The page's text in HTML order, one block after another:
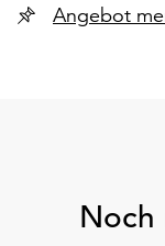
Noch